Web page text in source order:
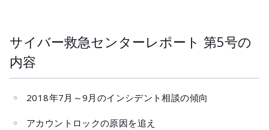
サイバー救急センターレポート 第5号の
内容
2018年7月～9月のインシデント相談の傾向
アカウントロックの原因を追え